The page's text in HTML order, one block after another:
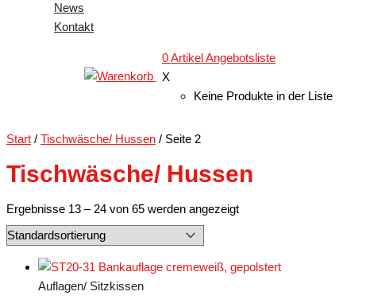
News
Kontakt
0ArtikelAngebotsliste
X
Keine Produkte in der Liste
Start / Tischwäsche/ Hussen / Seite 2
Tischwäsche/ Hussen
Ergebnisse 13 – 24 von 65 werden angezeigt
Auflagen/ Sitzkissen